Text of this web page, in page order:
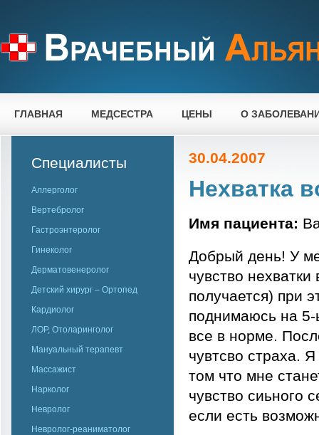
ГЛАВНАЯ МЕДСЕСТРА ЦЕНЫ О
Специалисты
Аллерголог
Вертебролог
Гастроэнтеролог
Гинеколог
Дерматовенеролог
Детский хирург – Ортопед
Кардиолог
ЛОР, Отоларинголог
Мануальный терапевт
Массажист
Нарколог
Невролог
Невролог-реаниматолог
30.04.2007
Нехватка
Имя пациента:
Добрый день! У
чувство
получается) при
поднимаюсь на 5-
все в норме.
чувтсво страха.
том что мне
чувство сиьного
если есть